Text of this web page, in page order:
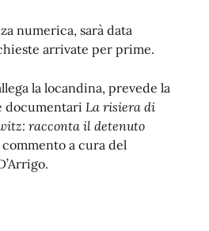
numerica, sarà data
arrivate per prime.
la locandina, prevede la
documentari La risiera di
racconta il detenuto
a cura del